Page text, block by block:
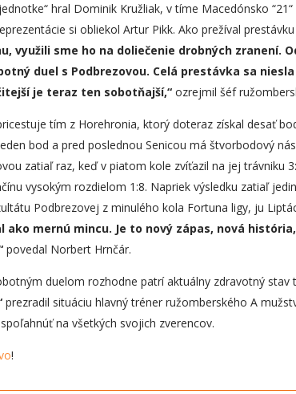
hral Dominik Kružliak, v tíme Macedónsko
si obliekol Artur Pikk. Ako prežíval
využili sme ho na doliečenie drobných zranení.
duel s Podbrezovou. Celá prestávka sa
je teraz ten sobotňajší,“ ozrejmil šéf
tím z Horehronia, ktorý doteraz získal desať
bod a pred poslednou Senicou má štvorbodový
zatiaľ raz, keď v piatom kole zvíťazil na jej trávniku
vysokým rozdielom 1:8. Napriek výsledku zatiaľ
Podbrezovej z minulého kola Fortuna ligy, ju
ako mernú mincu. Je to nový zápas, nová
povedal Norbert Hrnčár.
duelom rozhodne patrí aktuálny zdravotný stav
prezradil situáciu hlavný tréner ružomberského A
na všetkých svojich zverencov.
!